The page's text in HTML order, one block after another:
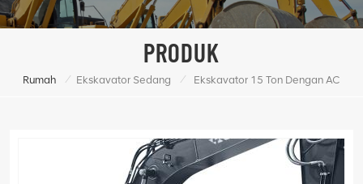
PRODUK
Rumah / Ekskavator Sedang / Ekskavator 15 Ton Dengan AC